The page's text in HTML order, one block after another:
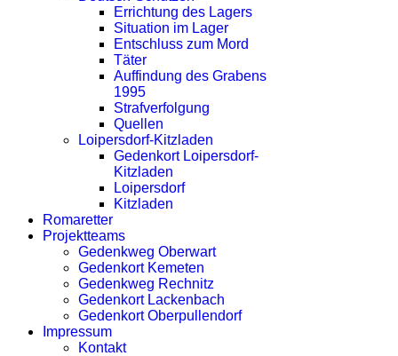
Errichtung des Lagers
Situation im Lager
Entschluss zum Mord
Täter
Auffindung des Grabens
1995
Strafverfolgung
Quellen
Loipersdorf-Kitzladen
Gedenkort Loipersdorf-
Kitzladen
Loipersdorf
Kitzladen
Romaretter
Projektteams
Gedenkweg Oberwart
Gedenkort Kemeten
Gedenkweg Rechnitz
Gedenkort Lackenbach
Gedenkort Oberpullendorf
Impressum
Kontakt